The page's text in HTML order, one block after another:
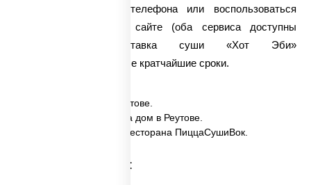
набрать наш номер телефона или воспользоваться
кнопкой «Купить» на сайте (оба сервиса доступны
круглосуточно). Доставка суши «Хот Эби»
осуществляется в самые кратчайшие сроки.
✅ Хот Эби заказать в Реутове.
✅ Хот Эби с доставкой на дом в Реутове.
✅ Хот Эби в Реутове из ресторана ПиццаСушиВок.
Категории товара: